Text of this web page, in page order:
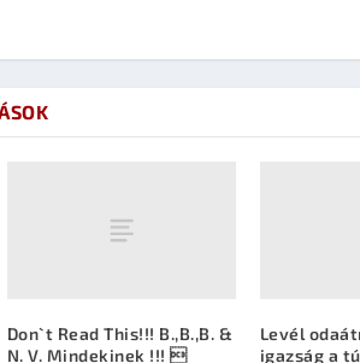
Don`t Read This!!! B.,B.,B. &
N. V. Mindekinek !!! 
Levél
igazság a